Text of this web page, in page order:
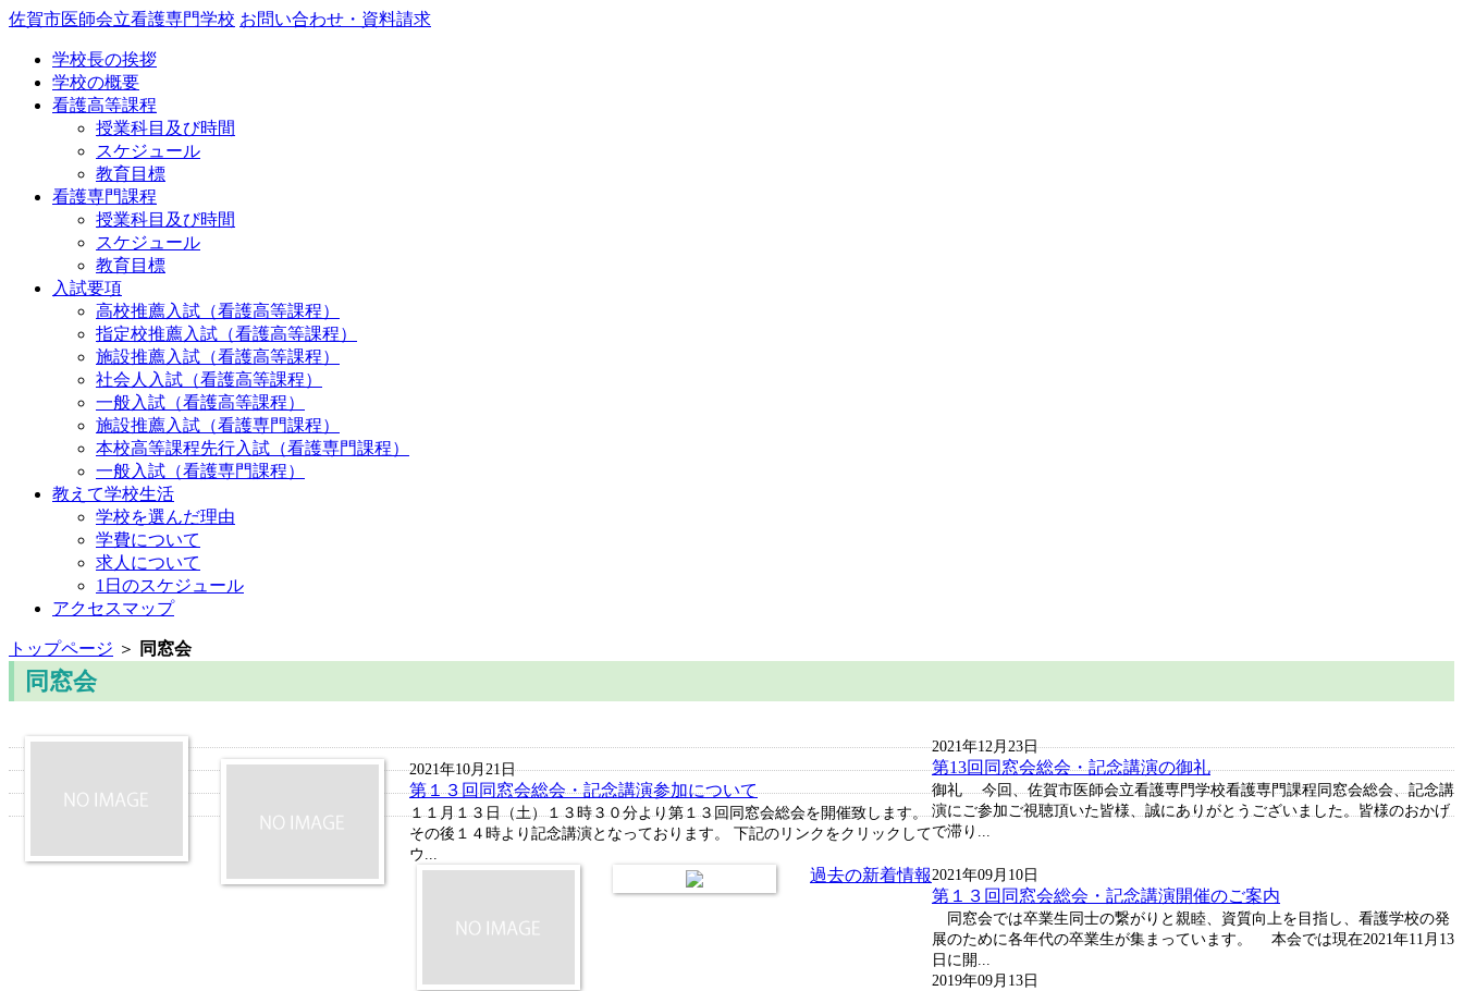
佐賀市医師会立看護専門学校 お問い合わせ・資料請求
学校長の挨拶
学校の概要
看護高等課程
授業科目及び時間
スケジュール
教育目標
看護専門課程
授業科目及び時間
スケジュール
教育目標
入試要項
高校推薦入試（看護高等課程）
指定校推薦入試（看護高等課程）
施設推薦入試（看護高等課程）
社会人入試（看護高等課程）
一般入試（看護高等課程）
施設推薦入試（看護専門課程）
本校高等課程先行入試（看護専門課程）
一般入試（看護専門課程）
教えて学校生活
学校を選んだ理由
学費について
求人について
1日のスケジュール
アクセスマップ
トップページ ＞ 同窓会
同窓会
2021年12月23日
第13回同窓会総会・記念講演の御礼
御礼 今回、佐賀市医師会立看護専門学校看護専門課程同窓会総会、記念講
演にご参加ご視聴頂いた皆様、誠にありがとうございました。皆様のおかげ
で滞り...
2021年10月21日
第１３回同窓会総会・記念講演参加について
１１月１３日（土）１３時３０分より第１３回同窓会総会を開催致します。
その後１４時より記念講演となっております。 下記のリンクをクリックして
ウ...
2021年09月10日
第１３回同窓会総会・記念講演開催のご案内
同窓会では卒業生同士の繋がりと親睦、資質向上を目指し、看護学校の発
展のために各年代の卒業生が集まっています。 本会では現在2021年11月13
日に開...
2019年09月13日
過去の新着情報